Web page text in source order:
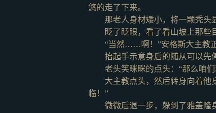
悠的走了下来。
那老人身材矮小，将一颗秃头
眨了眨眼，看了看山坡上那些
“当然……啊！”安格斯大主教
抬起手示意身后的随从可以先
老头笑眯眯的点头： “那么咱
大主教点头，然后转身向着他
临！”
微微后退一步，躲到了雅盖隆